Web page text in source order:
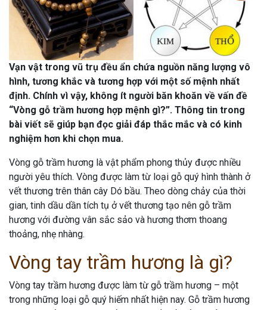
1
Vạn vật trong vũ trụ đều ẩn chứa nguồn năng lượng vô
hình, tương khắc và tương hợp với một số mệnh nhất
định. Chính vì vậy, không ít người băn khoăn về vấn đề
“Vòng gỗ trầm hương hợp mệnh gì?”. Thông tin trong
bài viết sẽ giúp bạn đọc giải đáp thắc mắc và có kinh
nghiệm hơn khi chọn mua.
Vòng gỗ trầm hương là vật phẩm phong thủy được nhiều
người yêu thích. Vòng được làm từ loại gỗ quý hình thành ở
vết thương trên thân cây Dó bầu. Theo dòng chảy của thời
gian, tinh dầu dần tích tụ ở vết thương tạo nên gỗ trầm
hương với đường vân sắc sảo và hương thơm thoang
thoảng, nhẹ nhàng.
Vòng tay trầm hương là gì?
Vòng tay trầm hương được làm từ gỗ trầm hương – một
trong những loại gỗ quý hiếm nhất hiện nay. Gỗ trầm hương